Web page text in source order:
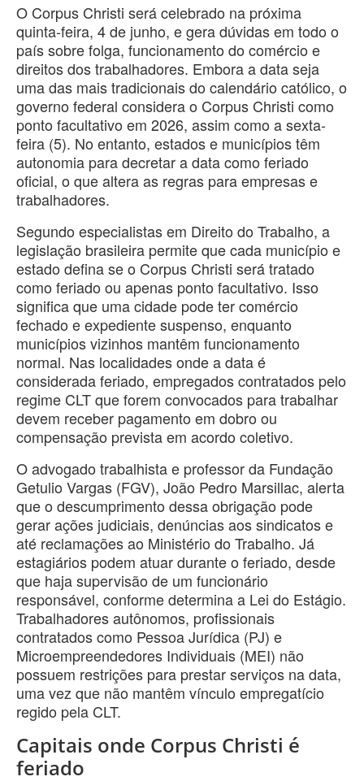
O Corpus Christi será celebrado na próxima
quinta-feira, 4 de junho, e gera dúvidas em todo o
país sobre folga, funcionamento do comércio e
direitos dos trabalhadores. Embora a data seja
uma das mais tradicionais do calendário católico, o
governo federal considera o Corpus Christi como
ponto facultativo em 2026, assim como a sexta-
feira (5). No entanto, estados e municípios têm
autonomia para decretar a data como feriado
oficial, o que altera as regras para empresas e
trabalhadores.
Segundo especialistas em Direito do Trabalho, a
legislação brasileira permite que cada município e
estado defina se o Corpus Christi será tratado
como feriado ou apenas ponto facultativo. Isso
significa que uma cidade pode ter comércio
fechado e expediente suspenso, enquanto
municípios vizinhos mantêm funcionamento
normal. Nas localidades onde a data é
considerada feriado, empregados contratados pelo
regime CLT que forem convocados para trabalhar
devem receber pagamento em dobro ou
compensação prevista em acordo coletivo.
O advogado trabalhista e professor da Fundação
Getulio Vargas (FGV), João Pedro Marsillac, alerta
que o descumprimento dessa obrigação pode
gerar ações judiciais, denúncias aos sindicatos e
até reclamações ao Ministério do Trabalho. Já
estagiários podem atuar durante o feriado, desde
que haja supervisão de um funcionário
responsável, conforme determina a Lei do Estágio.
Trabalhadores autônomos, profissionais
contratados como Pessoa Jurídica (PJ) e
Microempreendedores Individuais (MEI) não
possuem restrições para prestar serviços na data,
uma vez que não mantêm vínculo empregatício
regido pela CLT.
Capitais onde Corpus Christi é
feriado